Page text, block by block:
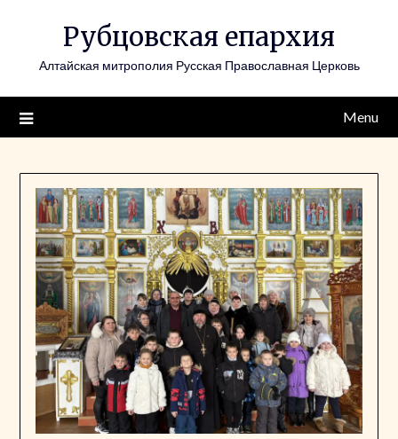
Рубцовская епархия
Алтайская митрополия Русская Православная Церковь
Menu